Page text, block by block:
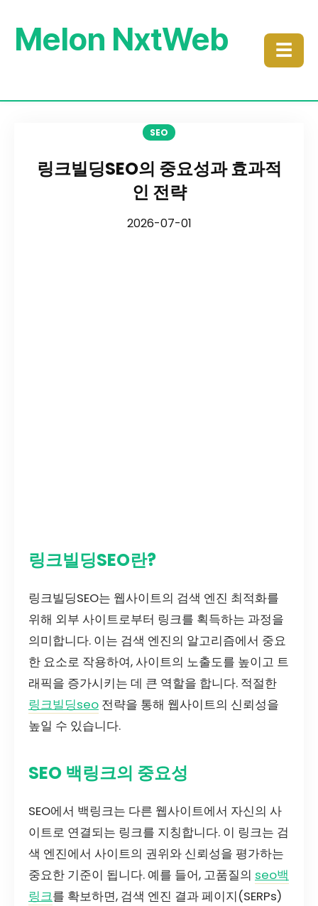
Melon NxtWeb ☰
SEO
링크빌딩SEO의 중요성과 효과적
인 전략
2026-07-01
링크빌딩SEO란?
링크빌딩SEO는 웹사이트의 검색 엔진 최적화를
위해 외부 사이트로부터 링크를 획득하는 과정을
의미합니다. 이는 검색 엔진의 알고리즘에서 중요
한 요소로 작용하여, 사이트의 노출도를 높이고 트
래픽을 증가시키는 데 큰 역할을 합니다. 적절한
링크빌딩seo 전략을 통해 웹사이트의 신뢰성을
높일 수 있습니다.
SEO 백링크의 중요성
SEO에서 백링크는 다른 웹사이트에서 자신의 사
이트로 연결되는 링크를 지칭합니다. 이 링크는 검
색 엔진에서 사이트의 권위와 신뢰성을 평가하는
중요한 기준이 됩니다. 예를 들어, 고품질의 seo백
링크를 확보하면, 검색 엔진 결과 페이지(SERPs)